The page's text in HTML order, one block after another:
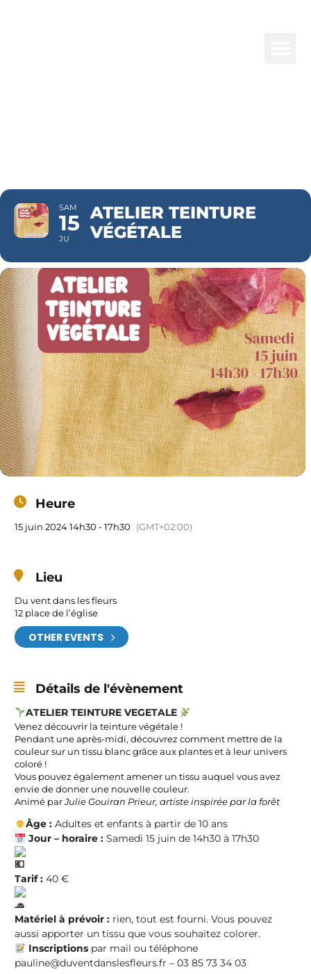
SAM
15
JU
ATELIER TEINTURE
VÉGÉTALE
Heure
15 juin 2024 14h30 - 17h30 (GMT+02:00)
Lieu
Du vent dans les fleurs
12 place de l’église
OTHER EVENTS
Détails de l'évènement
ATELIER TEINTURE VEGETALE
Venez découvrir la teinture végétale !
Pendant une après-midi, découvrez comment mettre de la
couleur sur un tissu blanc grâce aux plantes et à leur univers
coloré !
Vous pouvez également amener un tissu auquel vous avez
envie de donner une nouvelle couleur.
Animé parJulie Gouiran Prieur, artiste inspirée par la forêt
Âge : Adultes et enfants à partir de 10 ans
Jour – horaire :Samedi 15 juin de 14h30 à 17h30
Tarif : 40 €
Matériel à prévoir : rien, tout est fourni. Vous pouvez
aussi apporter un tissu que vous souhaitez colorer.
Inscriptionspar mail ou téléphone
pauline@duventdanslesfleurs.fr – 03 85 73 34 03